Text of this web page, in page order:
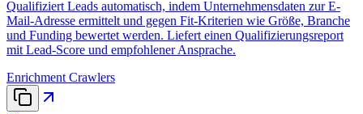
Qualifiziert Leads automatisch, indem Unternehmensdaten zur E-
Mail-Adresse ermittelt und gegen Fit-Kriterien wie Größe, Branche
und Funding bewertet werden. Liefert einen Qualifizierungsreport
mit Lead-Score und empfohlener Ansprache.
Enrichment Crawlers